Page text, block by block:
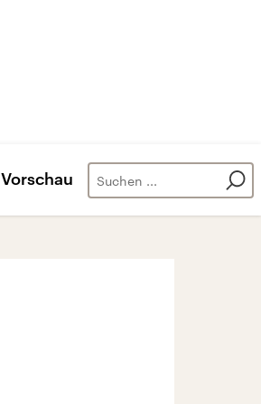
Vorschau